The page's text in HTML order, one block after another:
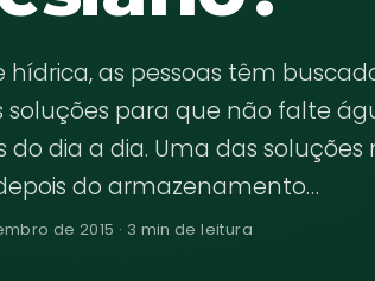
hídrica, as pessoas têm
para que não falte
dia a dia. Uma das soluções
do armazenamento…
de 2015 · 3 min de leitura